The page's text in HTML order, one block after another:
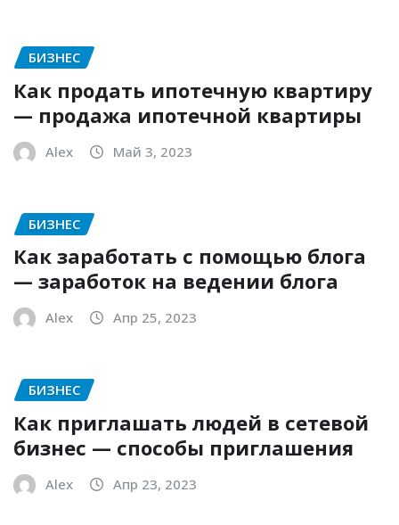
БИЗНЕС
Как продать ипотечную квартиру
— продажа ипотечной квартиры
Alex Май 3, 2023
БИЗНЕС
Как заработать с помощью блога
— заработок на ведении блога
Alex Апр 25, 2023
БИЗНЕС
Как приглашать людей в сетевой
бизнес — способы приглашения
Alex Апр 23, 2023